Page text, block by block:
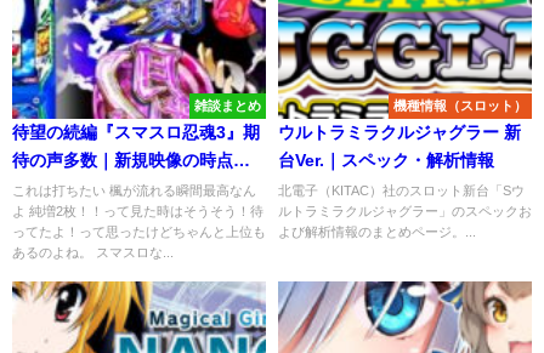
雑談まとめ
待望の続編『スマスロ忍魂3』期
待の声多数｜新規映像の時点で
歓喜、ナンバリング付きは自信
作の証、倍増拳は明らかに狙っ
てるｗｗ
これは打ちたい 楓が流れる瞬間最高なん
よ 純増2枚！！って見た時はそうそう！待
ってたよ！って思ったけどちゃんと上位も
あるのよね。 スマスロな...
機種情報（スロット）
ウルトラミラクルジャグラー 新
台Ver.｜スペック・解析情報
北電子（KITAC）社のスロット新台「Sウ
ルトラミラクルジャグラー」のスペックお
よび解析情報のまとめページ。...